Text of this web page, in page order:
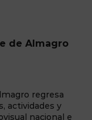
de Almagro
regresa
actividades y
nacional e